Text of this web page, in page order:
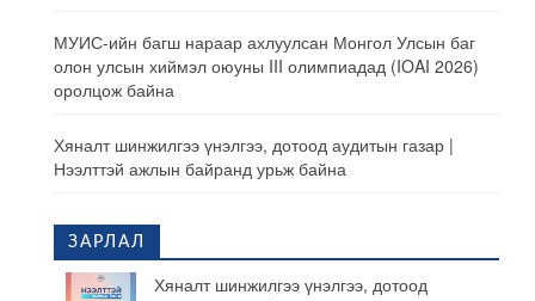
МУИС-ийн багш нараар ахлуулсан Монгол Улсын баг
олон улсын хиймэл оюуны III олимпиадад (IOAI 2026)
оролцож байна
Хяналт шинжилгээ үнэлгээ, дотоод аудитын газар |
Нээлттэй ажлын байранд урьж байна
ЗАРЛАЛ
Хяналт шинжилгээ үнэлгээ, дотоод